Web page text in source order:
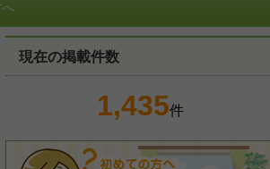
へ
現在の掲載件数
1,435件